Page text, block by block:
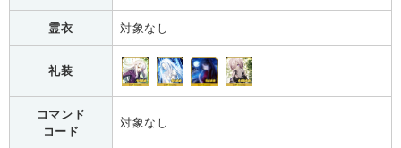
霊衣 対象なし
礼装
コマンド
コード
対象なし